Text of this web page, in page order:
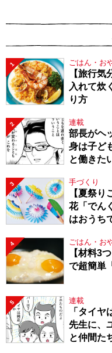
1 ごはん・お
【旅行
入れて炊
り方
2 連載
部長がヘ
身は子ど
と働きた
3 手づくり
【夏祭
花「でん
はおうち
4 ごはん・お
【材料3
で超簡単
5 連載
「タイ
先生に、
と仲間た